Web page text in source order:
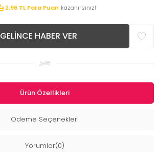
2.96 TL Para Puan kazanırsınız!
GELINCE HABER VER
Ürün Özellikleri
Ödeme Seçenekleri
Yorumlar(0)